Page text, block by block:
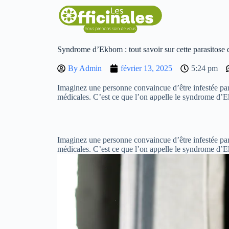
Syndrome d’Ekbom : tout savoir sur cette parasitose
By Admin février 13, 2025 5:24 pm
Imaginez une personne convaincue d’être infestée
médicales. C’est ce que l’on appelle le syndrome
Imaginez une personne convaincue d’être infestée
médicales. C’est ce que l’on appelle le syndrome